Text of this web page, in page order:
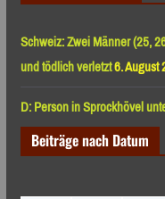
Schweiz: Zwei Männer (25,
und tödlich verletzt6. August
D: Person in Sprockhövel
Beiträge nach Datum